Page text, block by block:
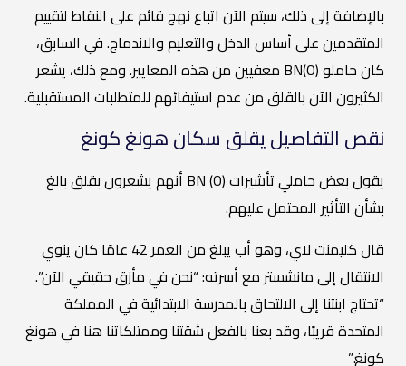
بالإضافة إلى ذلك، سيتم الآن اتباع نهج قائم على النقاط لتقييم
المتقدمين على أساس الدخل والتعليم والاندماج. في السابق،
كان حاملو BN(O) معفيين من هذه المعايير. ومع ذلك، يشعر
الكثيرون الآن بالقلق من عدم استيفائهم للمتطلبات المستقبلية.
نقص التفاصيل يقلق سكان هونغ كونغ
يقول بعض حاملي تأشيرات BN (O) أنهم يشعرون بقلق بالغ
بشأن التأثير المحتمل عليهم.
قال كليمنت لاي، وهو أب يبلغ من العمر 42 عامًا كان ينوي
الانتقال إلى مانشستر مع أسرته: “نحن في مأزق حقيقي الآن”.
“تحتاج ابنتنا إلى الالتحاق بالمدرسة الابتدائية في المملكة
المتحدة قريبًا، وقد بعنا بالفعل شقتنا وممتلكاتنا هنا في هونغ
كونغ.”